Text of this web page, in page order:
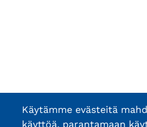
Käytämme evästeitä
käyttöä, parantamaan